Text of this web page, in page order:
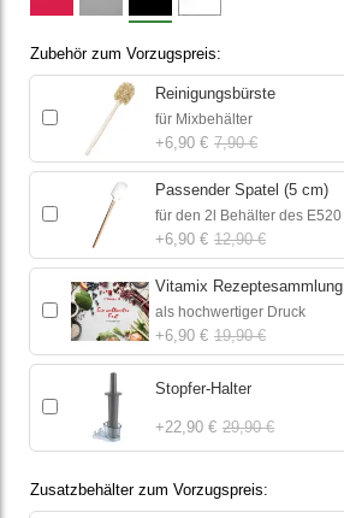
Zubehör zum Vorzugspreis
Reinigungsbürste
für Mixbehälter
+6,90 € 7,90 €
Passender Spatel (5 cm)
für den 2l Behälter des E520
+6,90 € 12,90 €
Vitamix Rezeptesammlung
als hochwertiger Druck
+6,90 € 19,90 €
Stopfer-Halter
+22,90 € 29,90 €
Zusatzbehälter zum Vorzugspreis